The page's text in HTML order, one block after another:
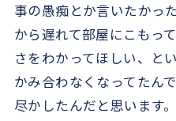
事の愚痴とか言いたかっ
から遅れて部屋にこもっ
さをわかってほしい、と
かみ合わなくなってたん
尽かしたんだと思います。